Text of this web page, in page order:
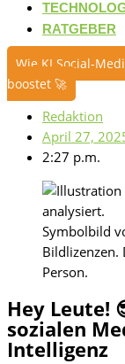
RATGEBER
Wie KI Social-
boostet 🚀
Redaktion
April 27,
2:27 p.m.
Symbolbild
Bildlizenzen.
Person.
Hey Leute!
sozialen
Intelligenz